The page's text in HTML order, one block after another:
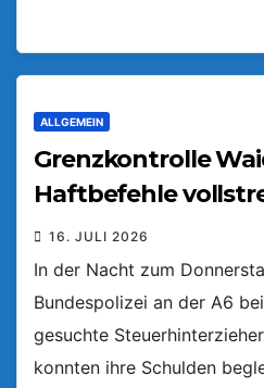
ALLGEMEIN
Grenzkontrolle
Haftbefehle
16. JULI 2026
In der Nacht zum
Bundespolizei an der A6
gesuchte
konnten ihre Schulden